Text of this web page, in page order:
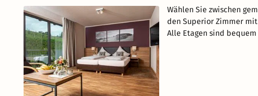
Wählen Sie zwischen
den Superior Zimmer
Alle Etagen sind